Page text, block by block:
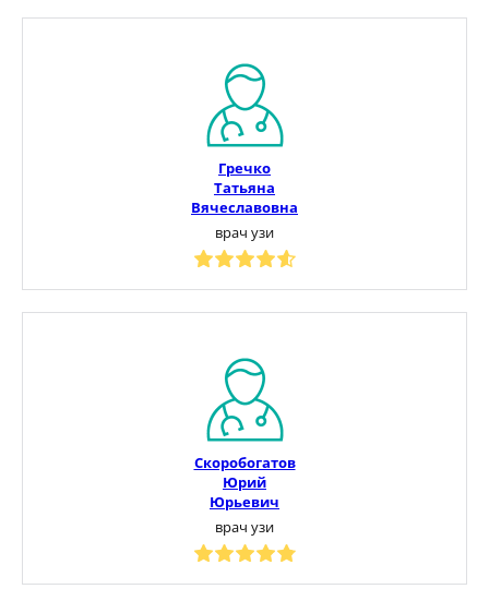
Гречко
Татьяна
Вячеславовна
врач узи
Скоробогатов
Юрий
Юрьевич
врач узи